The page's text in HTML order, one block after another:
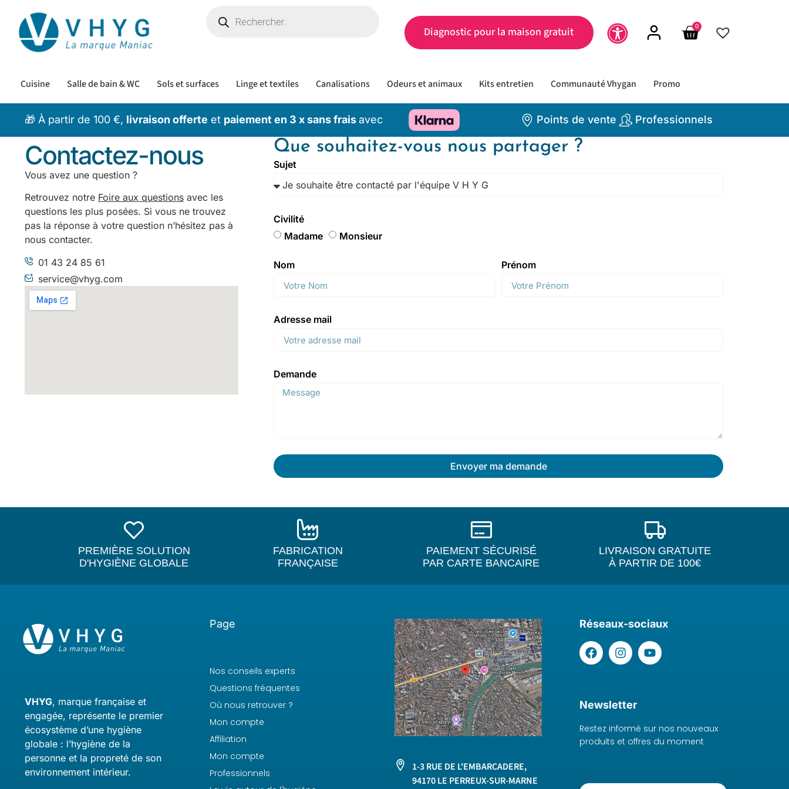
Diagnostic pour la maison gratuit 0
Cuisine Salle de bain & WC Sols et surfaces Linge et textiles Canalisations Odeurs et animaux Kits entretien Communauté Vhygan Promo
🎁 À partir de 100 €, livraison offerte et paiement en 3 x sans fraisavec Points de vente Professionnels
Contactez-nous
Vous avez une question ?
Retrouvez notre Foire aux questions avec les
questions les plus posées. Si vous ne trouvez
pas la réponse à votre question n’hésitez pas à
nous contacter.
01 43 24 85 61
service@vhyg.com
Que souhaitez-vous nous partager ?
Sujet
Civilité
Madame
Monsieur
Nom Prénom
Adresse mail
Demande
Envoyer ma demande
PREMIÈRE SOLUTION
D'HYGIÈNE GLOBALE
FABRICATION
FRANÇAISE
PAIEMENT SÉCURISÉ
PAR CARTE BANCAIRE
LIVRAISON GRATUITE
À PARTIR DE 100€
VHYG, marque française et
engagée, représente le premier
écosystème d’une hygiène
globale : l’hygiène de la
personne et la propreté de son
environnement intérieur.
Page
Nos conseils experts
Questions fréquentes
Où nous retrouver ?
Mon compte
Affiliation
Mon compte
Professionnels
1-3 RUE DE L'EMBARCADERE,
94170 LE PERREUX-SUR-MARNE
Réseaux-sociaux
Newsletter
Restez informé sur nos nouveaux
produits et offres du moment